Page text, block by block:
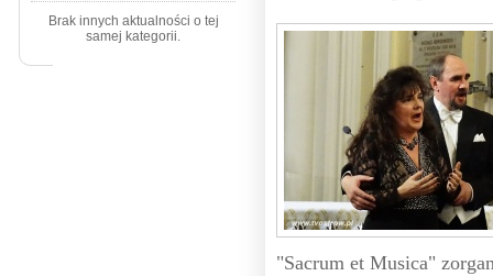
Brak innych aktualności o tej
samej kategorii.
"Sacrum et Musica"